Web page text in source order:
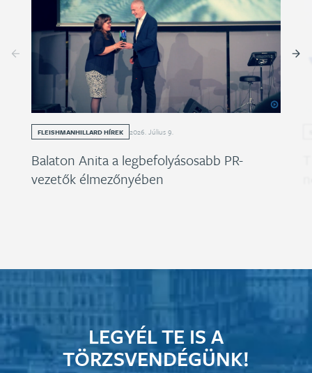
FLEISHMANHILLARD HÍREK 2026. Július9.
Balaton Anita a legbefolyásosabb PR-
vezetők élmezőnyében
LEGYÉL TE IS A
TÖRZSVENDÉGÜNK!